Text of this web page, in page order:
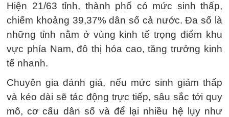
Hiện 21/63 tỉnh, thành phố có mức sinh thấp,
chiếm khoảng 39,37% dân số cả nước. Đa số là
những tỉnh nằm ở vùng kinh tế trọng điểm khu
vực phía Nam, đô thị hóa cao, tăng trưởng kinh
tế nhanh.
Chuyên gia đánh giá, nếu mức sinh giảm thấp
và kéo dài sẽ tác động trực tiếp, sâu sắc tới quy
mô, cơ cấu dân số và để lại nhiều hệ lụy như